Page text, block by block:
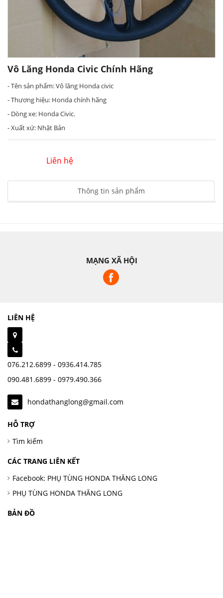
Vô Lăng Honda Civic Chính Hãng
- Tên sản phẩm: Vô lăng Honda civic
- Thương hiệu: Honda chính hãng
- Dòng xe: Honda Civic.
- Xuất xứ: Nhật Bản
Liên hệ
Thông tin sản phẩm
MẠNG XÃ HỘI
LIÊN HỆ
076.212.6899 - 0936.414.785
090.481.6899 - 0979.490.366
hondathanglong@gmail.com
HỖ TRỢ
Tìm kiếm
CÁC TRANG LIÊN KẾT
Facebook: PHỤ TÙNG HONDA THĂNG LONG
PHỤ TÙNG HONDA THĂNG LONG
BẢN ĐỒ